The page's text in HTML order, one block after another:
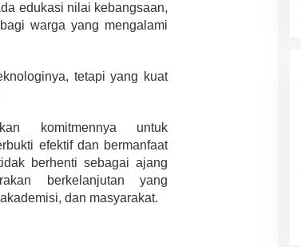
edukasi nilai kebangsaan,
warga yang mengalami
tetapi yang kuat
komitmennya untuk
efektif dan bermanfaat
berhenti sebagai ajang
berkelanjutan yang
dan masyarakat.
Eksplore Meranti – Yok ke Meranti
Di Budaya, NASIONAL, VIDEO, Wisata
2024